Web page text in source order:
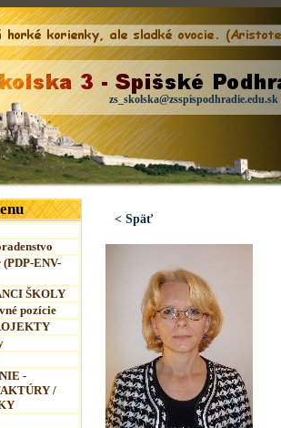
zs_skolska@zsspispodhradie.edu.sk
ENV-
ŠKOLY
pozície
-
/
< Späť